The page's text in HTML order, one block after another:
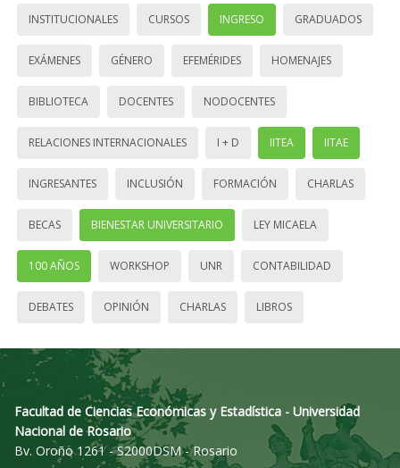
INSTITUCIONALES CURSOS INGRESO GRADUADOS
EXÁMENES GÉNERO EFEMÉRIDES HOMENAJES
BIBLIOTECA DOCENTES NODOCENTES
RELACIONES INTERNACIONALES I + D IITEA IITAE
INGRESANTES INCLUSIÓN FORMACIÓN CHARLAS
BECAS BIENESTAR UNIVERSITARIO LEY MICAELA
100 AÑOS WORKSHOP UNR CONTABILIDAD
DEBATES OPINIÓN CHARLAS LIBROS
Facultad de Ciencias Económicas y Estadística - Universidad
Nacional de Rosario
Bv. Oroño 1261 - S2000DSM - Rosario